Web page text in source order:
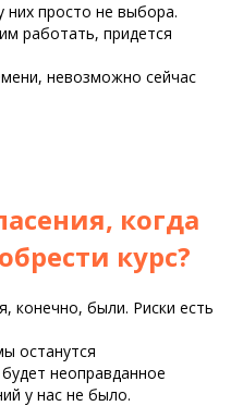
них просто не выбора.
работать, придется
невозможно сейчас
когда
курс?
конечно, были. Риски есть
останутся
неоправданное
у нас не было.